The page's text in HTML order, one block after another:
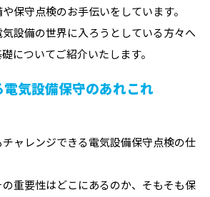
保守点検のお手伝いをしています。
設備の世界に入ろうとしている方々へ
についてご紹介いたします。
気設備保守のあれこれ
ャレンジできる電気設備保守点検の仕
重要性はどこにあるのか、そもそも保